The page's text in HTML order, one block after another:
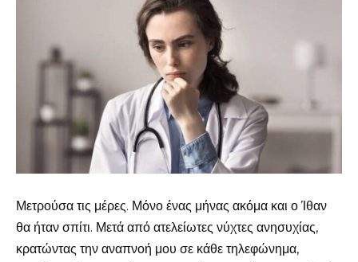
Μετρούσα τις μέρες. Μόνο ένας μήνας ακόμα και ο Ίθαν
θα ήταν σπίτι. Μετά από ατελείωτες νύχτες ανησυχίας,
κρατώντας την αναπνοή μου σε κάθε τηλεφώνημα,